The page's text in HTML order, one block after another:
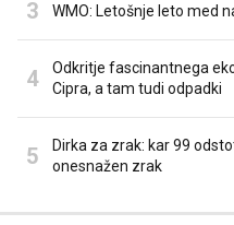
WMO: Letošnje leto med
Odkritje fascinantnega
Cipra, a tam tudi odpadki
Dirka za zrak: kar 99
onesnažen zrak